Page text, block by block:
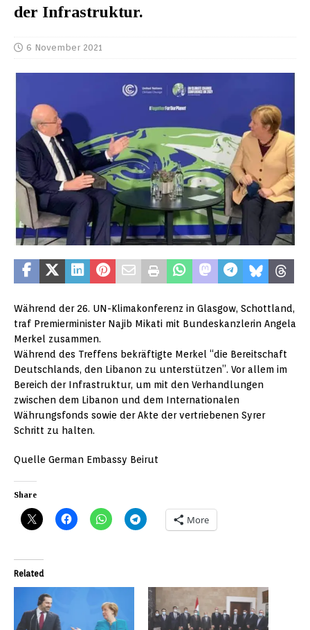
der Infrastruktur.
6 November 2021
Während der 26. UN-Klimakonferenz in Glasgow, Schottland,
traf Premierminister Najib Mikati mit Bundeskanzlerin Angela
Merkel zusammen.
Während des Treffens bekräftigte Merkel “die Bereitschaft
Deutschlands, den Libanon zu unterstützen”. Vor allem im
Bereich der Infrastruktur, um mit den Verhandlungen
zwischen dem Libanon und dem Internationalen
Währungsfonds sowie der Akte der vertriebenen Syrer
Schritt zu halten.
Quelle German Embassy Beirut
Share
More
Related